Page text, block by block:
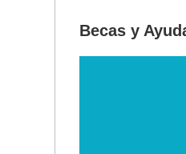
Becas y